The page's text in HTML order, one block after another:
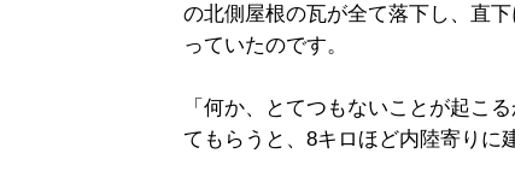
の北側屋根の瓦が全て落下し、直
っていたのです。
「何か、とてつもないことが起こ
てもらうと、8キロほど内陸寄りに